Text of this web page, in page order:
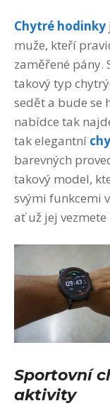
Chytré hodinky
muže, kteří
zaměřené pány.
takový typ
sedět a bude se
nabídce tak
tak elegantní
barevných
takový model,
svými funkcemi
ať už jej
Sportovní
aktivity